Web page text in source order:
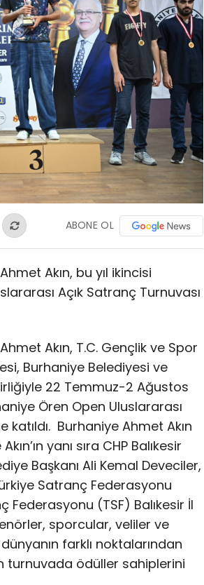
ABONE OL
Akın, bu yıl ikincisi
Açık Satranç Turnuvası
Akın, T.C. Gençlik ve Spor
Burhaniye Belediyesi ve
22 Temmuz-2 Ağustos
Ören Open Uluslararası
katıldı. Burhaniye Ahmet Akın
yanı sıra CHP Balıkesir
Başkanı Ali Kemal Deveciler,
Satranç Federasyonu
Federasyonu (TSF) Balıkesir İl
sporcular, veliler ve
farklı noktalarından
turnuvada ödüller sahiplerini